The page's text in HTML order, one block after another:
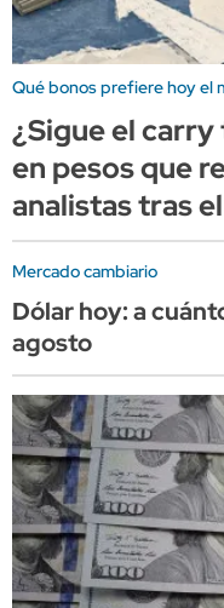
Qué bonos prefiere hoy el
¿Sigue el
en pesos que
analistas tras
Mercado cambiario
Dólar hoy: a
agosto